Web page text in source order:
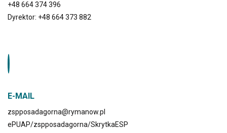
+48 664 374 396
Dyrektor: +48 664 373 882
E-MAIL
zspposadagorna@rymanow.pl
ePUAP/zspposadagorna/SkrytkaESP